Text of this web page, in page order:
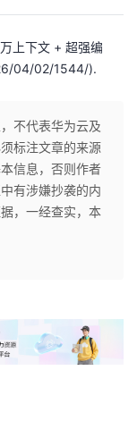
上下文 + 超强编
04/02/1544/).
不代表华为云及
标注文章的来源
信息，否则作者
有涉嫌抄袭的内
，一经查实，本